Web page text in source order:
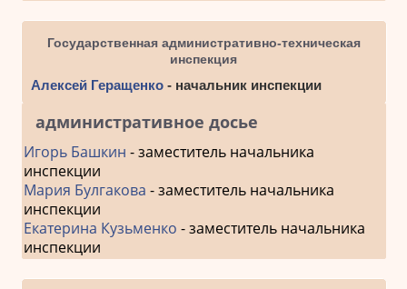
Государственная административно-техническая
инспекция
Алексей Геращенко- начальник инспекции
административное досье
Игорь Башкин - заместитель начальника
инспекции
Мария Булгакова - заместитель начальника
инспекции
Екатерина Кузьменко - заместитель начальника
инспекции